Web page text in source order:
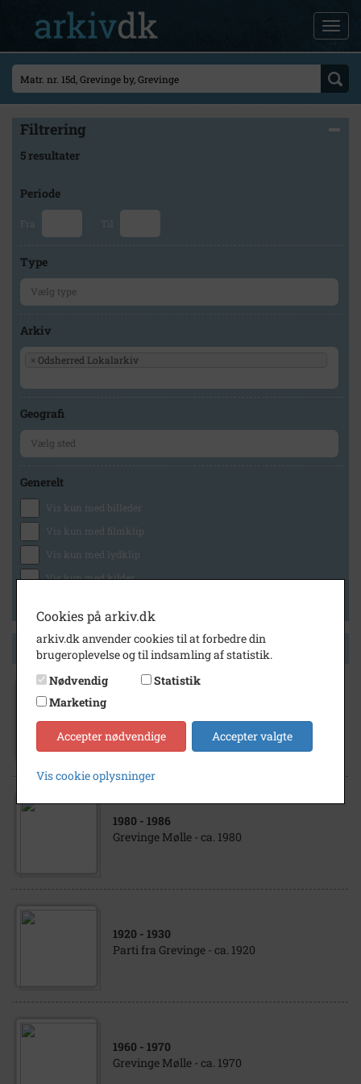
Filtrering
5 resultater
Periode
Fra Til
Type
Arkiv
× Odsherred Lokalarkiv
Geografi
Generelt
Vis kun med billeder
Vis kun med filmklip
Vis kun med lydklip
Vis kun med kilder
Side 1 af 1
Grevinge Mølle - ca. 1920
1980 - 1986
Grevinge Mølle - ca. 1980
1920 - 1930
Parti fra Grevinge - ca. 1920
1960 - 1970
Grevinge Mølle - ca. 1970
Cookies på arkiv.dk
arkiv.dk anvender cookies til at forbedre din
brugeroplevelse og til indsamling af statistik.
Nødvendig
Statistik
Marketing
Accepter nødvendige Accepter valgte
Vis cookie oplysninger